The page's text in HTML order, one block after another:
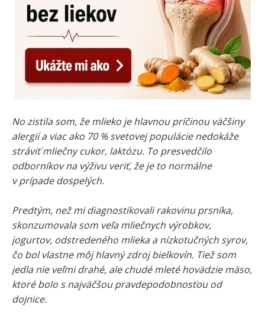
No zistila som, že mlieko je hlavnou príčinou väčšiny
alergií a viac ako 70 % svetovej populácie nedokáže
stráviť mliečny cukor, laktózu. To presvedčilo
odborníkov na výživu veriť, že je to normálne
v prípade dospelých.
Predtým, než mi diagnostikovali rakovinu prsníka,
skonzumovala som veľa mliečnych výrobkov,
jogurtov, odstredeného mlieka a nízkotučných syrov,
čo bol vlastne môj hlavný zdroj bielkovín. Tiež som
jedla nie veľmi drahé, ale chudé mleté hovädzie mäso,
ktoré bolo s najväčšou pravdepodobnosťou od
dojnice.